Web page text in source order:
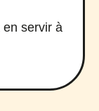
en servir à